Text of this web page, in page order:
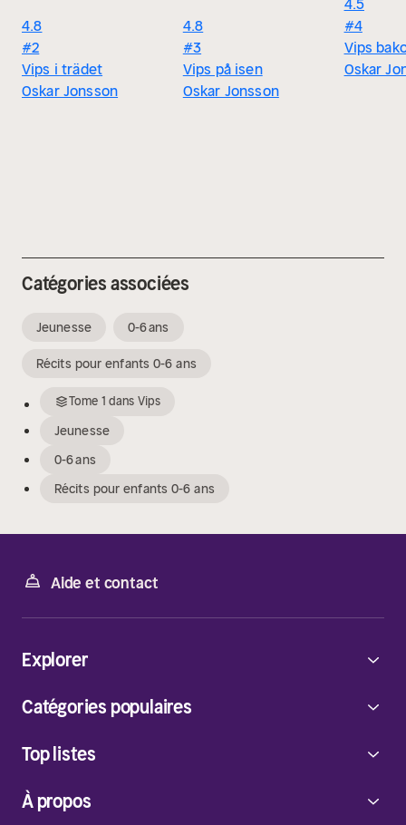
4.8
#2
Vips i trädet
Oskar Jonsson
4.8
#3
Vips på isen
Oskar Jonsson
4.5
#4
Vips
Oskar
Catégories associées
Jeunesse 0-6 ans
Récits pour enfants 0-6 ans
Tome 1 dans Vips
Jeunesse
0-6 ans
Récits pour enfants 0-6 ans
Aide et contact
À propos
Explorer
Catégories populaires
Top listes